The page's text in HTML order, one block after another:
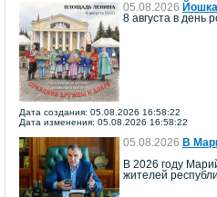
05.08.2026
8 августа в день
Дата создания: 05.08.2026 16:58:22
Дата изменения: 05.08.2026 16:58:22
05.08.2026 В
В 2026 году
жителей